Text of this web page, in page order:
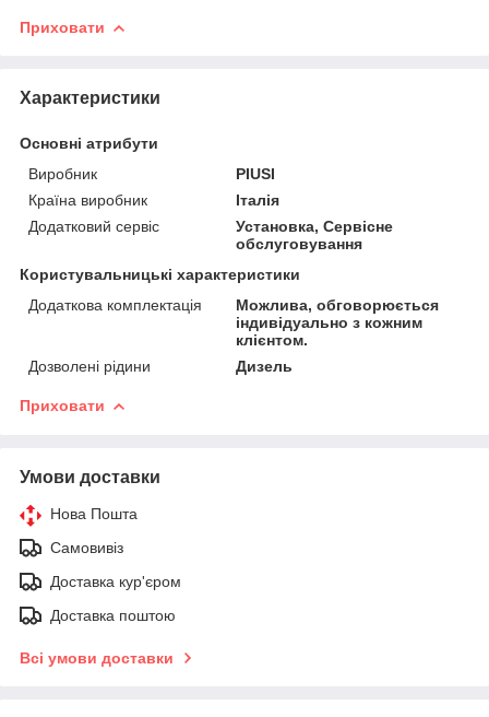
Приховати
Характеристики
Основні атрибути
Виробник
PIUSI
Країна виробник
Італія
Додатковий сервіс
Установка, Сервісне
обслуговування
Користувальницькі характеристики
Додаткова комплектація
Можлива, обговорюється
індивідуально з кожним
клієнтом.
Дозволені рідини
Дизель
Приховати
Умови доставки
Нова Пошта
Самовивіз
Доставка кур'єром
Доставка поштою
Всі умови доставки